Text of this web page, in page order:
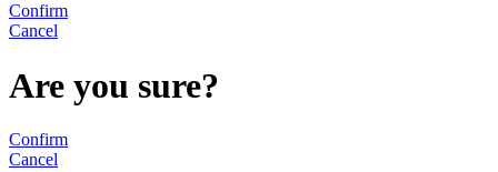
Confirm
Cancel
Are you sure?
Confirm
Cancel